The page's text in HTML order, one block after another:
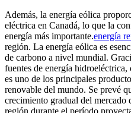
Además, la energía eólica
eléctrica en Canadá, lo que la
energía más importante.energía
región. La energía eólica es
de carbono a nivel mundial.
fuentes de energía
es uno de los principales
renovable del mundo. Se prevé
crecimiento gradual del mercado
región durante el período